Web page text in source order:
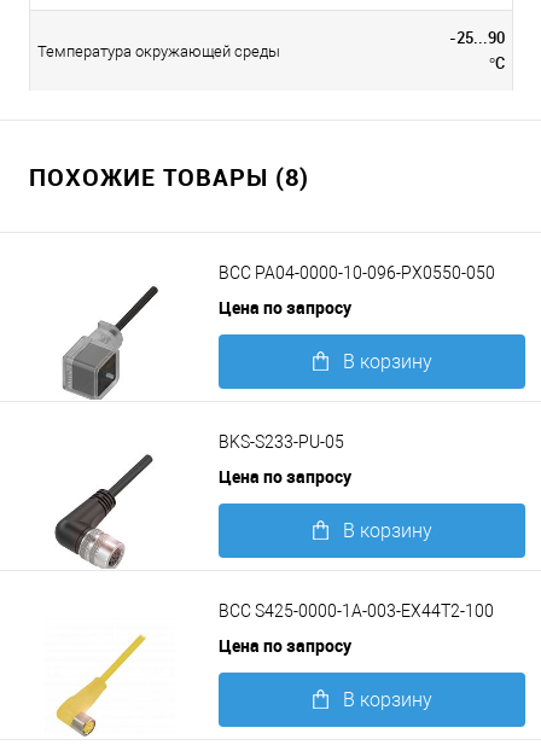
Температура окружающей среды
-25...90
°C
ПОХОЖИЕ ТОВАРЫ (8)
BCC PA04-0000-10-096-PX0550-050
Цена по запросу
В корзину
BKS-S233-PU-05
Цена по запросу
В корзину
BCC S425-0000-1A-003-EX44T2-100
Цена по запросу
В корзину